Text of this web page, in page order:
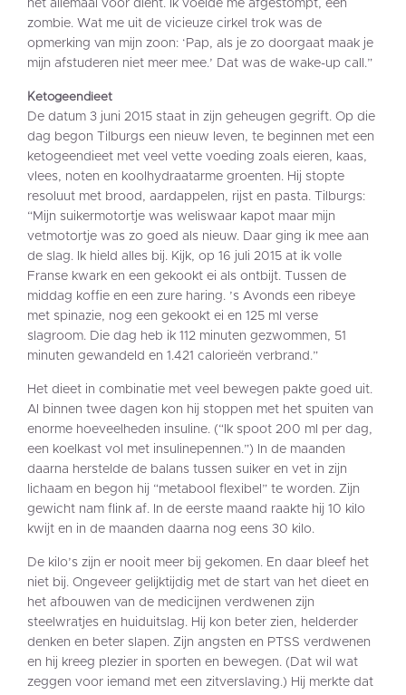
het allemaal voor dient. Ik voelde me afgestompt, een
zombie. Wat me uit de vicieuze cirkel trok was de
opmerking van mijn zoon: ‘Pap, als je zo doorgaat maak je
mijn afstuderen niet meer mee.’ Dat was de wake-up call.”
Ketogeendieet
De datum 3 juni 2015 staat in zijn geheugen gegrift. Op die
dag begon Tilburgs een nieuw leven, te beginnen met een
ketogeendieet met veel vette voeding zoals eieren, kaas,
vlees, noten en koolhydraatarme groenten. Hij stopte
resoluut met brood, aardappelen, rijst en pasta. Tilburgs:
“Mijn suikermotortje was weliswaar kapot maar mijn
vetmotortje was zo goed als nieuw. Daar ging ik mee aan
de slag. Ik hield alles bij. Kijk, op 16 juli 2015 at ik volle
Franse kwark en een gekookt ei als ontbijt. Tussen de
middag koffie en een zure haring. ’s Avonds een ribeye
met spinazie, nog een gekookt ei en 125 ml verse
slagroom. Die dag heb ik 112 minuten gezwommen, 51
minuten gewandeld en 1.421 calorieën verbrand.”
Het dieet in combinatie met veel bewegen pakte goed uit.
Al binnen twee dagen kon hij stoppen met het spuiten van
enorme hoeveelheden insuline. (“Ik spoot 200 ml per dag,
een koelkast vol met insulinepennen.”) In de maanden
daarna herstelde de balans tussen suiker en vet in zijn
lichaam en begon hij “metabool flexibel” te worden. Zijn
gewicht nam flink af. In de eerste maand raakte hij 10 kilo
kwijt en in de maanden daarna nog eens 30 kilo.
De kilo’s zijn er nooit meer bij gekomen. En daar bleef het
niet bij. Ongeveer gelijktijdig met de start van het dieet en
het afbouwen van de medicijnen verdwenen zijn
steelwratjes en huiduitslag. Hij kon beter zien, helderder
denken en beter slapen. Zijn angsten en PTSS verdwenen
en hij kreeg plezier in sporten en bewegen. (Dat wil wat
zeggen voor iemand met een zitverslaving.) Hij merkte dat